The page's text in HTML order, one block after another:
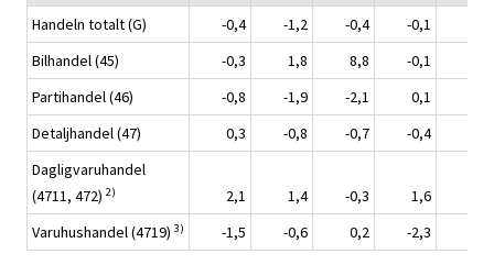
Handeln totalt (G) -0,4 -1,2 -0,4
-0,1
Bilhandel (45)
-0,3 1,8 8,8
-0,1
Partihandel (46)
-0,8 -1,9 -2,1
0,1
Detaljhandel (47)
0,3 -0,8 -0,7
-0,4
Dagligvaruhandel
(4711, 472) 2) 2,1 1,4 -0,3
1,6
Varuhushandel (4719) 3) -1,5 -0,6 0,2 -2,3